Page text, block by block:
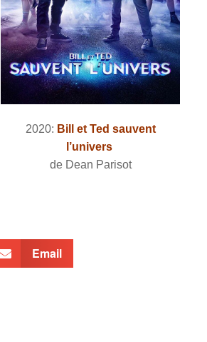
2020: Bill et Ted sauvent
l’univers
de Dean Parisot
Email